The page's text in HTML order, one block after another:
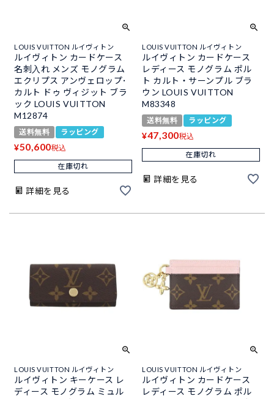
LOUIS VUITTON ルイヴィトン
ルイヴィトン カードケース
名刺入れ メンズ モノグラム
エクリプス アンヴェロップ･
カルト ドゥ ヴィジット ブラ
ック LOUIS VUITTON
M12874
送料無料 ラッピング
¥50,600税込
在庫切れ
詳細を見る
LOUIS VUITTON ルイヴィトン
ルイヴィトン カードケース
レディース モノグラム ポル
ト カルト・サーンプル ブラ
ウン LOUIS VUITTON
M83348
送料無料 ラッピング
¥47,300税込
在庫切れ
詳細を見る
LOUIS VUITTON ルイヴィトン
ルイヴィトン キーケース レ
ディース モノグラム ミュル
LOUIS VUITTON ルイヴィトン
ルイヴィトン カードケース
レディース モノグラム ポル